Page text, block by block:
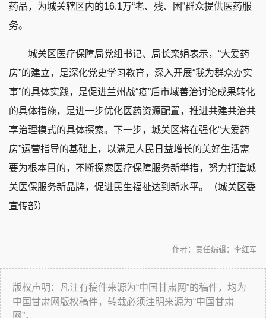
药品，为城关辖区内的16.1万“老、残、困”群众提供医药服
务。
城关区医疗保障局党组书记、局长栾娟表示，“大爱药
房”的建立，是深化党史学习教育，深入开展“我为群众办实
事”的具体实践，是促进兰州战“疫”后市域善治讨论成果转化
的具体措施，是进一步优化医药资源配置，推进共建共治共
享治理模式的具体探索。下一步，城关区将在强化“大爱药
房”运营指导的基础上，以满足人民日益增长的美好生活需
要为根本目的，不断探索医疗保障服务新举措，努力打造城
关医保服务新品牌，促进民生福祉达到新水平。（城关区委
宣传部）
责任编辑：李红军
作者：
版权声明：凡注有稿件来源为“中国甘肃网”的稿件，均为
中国甘肃网版权稿件，转载必须注明来源为“中国甘肃
网”。